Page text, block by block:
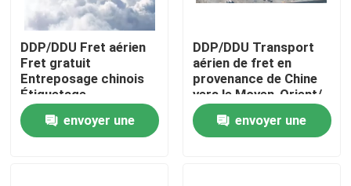
Nous contacter
Demandez un devis
services internationaux d'expédition de fret
DDP/DDU Fret aérien
Fret gratuit
Entreposage chinois
Étiquetage
Réemballage
envoyer une
DDP/DDU Transport
aérien de fret en
provenance de Chine
vers le Moyen-Orient/
Émirats arabes
unis/SA/Dubai
envoyer une